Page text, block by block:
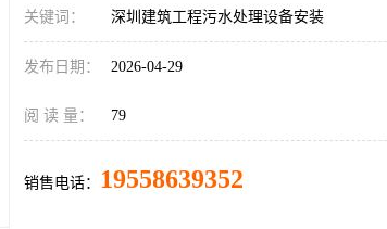
关键词： 深圳建筑工程污水处理设备安装
发布日期： 2026-04-29
阅 读 量： 79
销售电话： 19558639352